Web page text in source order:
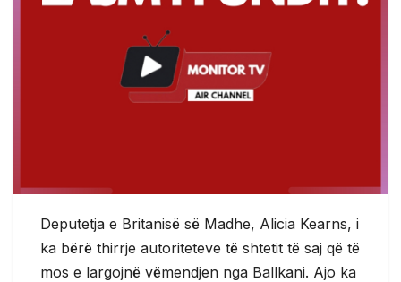
Deputetja e Britanisë së Madhe, Alicia Kearns, i
ka bërë thirrje autoriteteve të shtetit të saj që të
mos e largojnë vëmendjen nga Ballkani. Ajo ka